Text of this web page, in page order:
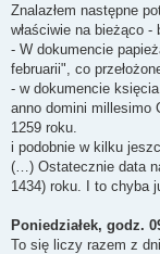
Znalazłem następne
właściwie na bieżąco -
- W dokumencie
februarii", co
- w dokumencie
anno domini millesimo
1259 roku.
i podobnie w kilku
(…) Ostatecznie data
1434) roku. I to chyba
Poniedziałek, godz.
To się liczy razem z